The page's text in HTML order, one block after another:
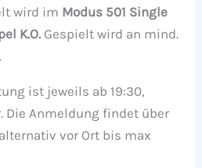
wird im Modus 501 Single
K.O. Gespielt wird an mind.
ist jeweils ab 19:30,
Die Anmeldung findet über
vor Ort bis max